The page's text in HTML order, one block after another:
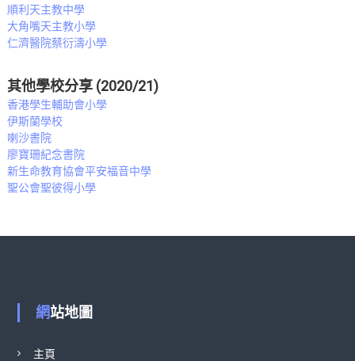
順利天主教中學
大角嘴天主教小學
仁濟醫院蔡衍濤小學
其他學校分享 (2020/21)
香港學生輔助會小學
伊斯蘭學校
喇沙書院
廖寶珊紀念書院
新生命教育協會平安福音中學
聖公會聖彼得小學
網站地圖
主頁